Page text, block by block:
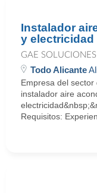
Instalador
y electricidad
GAE SOLUCIONES
Todo Alicante
Empresa del
instalador aire
Requisitos: